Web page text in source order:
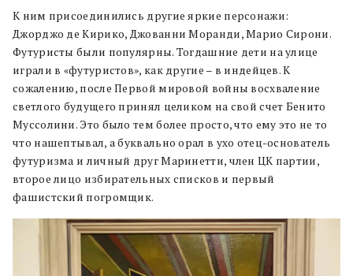
К ним присоединились другие яркие персонажи:
Джорджо де Кирико, Джованни Моранди, Марио Сирони.
Футуристы были популярны. Тогдашние дети на улице
играли в «футуристов», как другие – в индейцев. К
сожалению, после Первой мировой войны восхваление
светлого будущего принял целиком на свой счет Бенито
Муссолини. Это было тем более просто, что ему это не то
что нашептывал, а буквально орал в ухо отец-основатель
футуризма и личный друг Маринетти, член ЦК партии,
второе лицо избирательных списков и первый
фашистский погромщик.